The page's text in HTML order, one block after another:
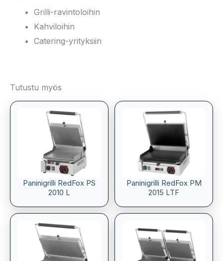
Grilli-ravintoloihin
Kahviloihin
Catering-yrityksiin
Tutustu myös
Paninigrilli RedFox PS
2010 L
Paninigrilli RedFox PM
2015 LTF